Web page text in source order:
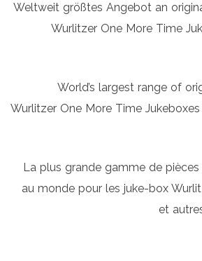
Weltweit größtes Angebot an
Wurlitzer One More Time
World’s largest range of
Wurlitzer One More Time
La plus grande gamme de pièces
au monde pour les juke-box
et